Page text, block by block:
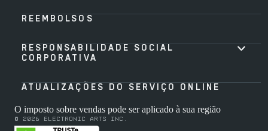
REEMBOLSOS
RESPONSABILIDADE SOCIAL
CORPORATIVA
ATUALIZAÇÕES DO SERVIÇO ONLINE
O imposto sobre vendas pode ser aplicado à sua região
© 2026 Electronic Arts Inc.